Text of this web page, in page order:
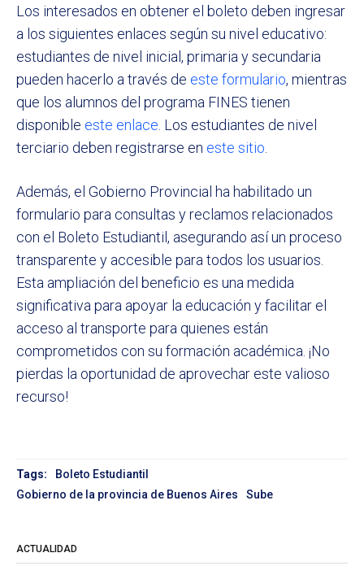
Los interesados en obtener el boleto deben ingresar
a los siguientes enlaces según su nivel educativo:
estudiantes de nivel inicial, primaria y secundaria
pueden hacerlo a través de este formulario, mientras
que los alumnos del programa FINES tienen
disponible este enlace . Los estudiantes de nivel
terciario deben registrarse en este sitio
Además, el Gobierno Provincial ha habilitado un
formulario para consultas y reclamos relacionados
con el Boleto Estudiantil, asegurando así un proceso
transparente y accesible para todos los usuarios.
Esta ampliación del beneficio es una medida
significativa para apoyar la educación y facilitar el
acceso al transporte para quienes están
comprometidos con su formación académica. ¡No
pierdas la oportunidad de aprovechar este valioso
recurso!
Tags:
Boleto Estudiantil
Gobierno de la provincia de Buenos Aires
Sube
ACTUALIDAD